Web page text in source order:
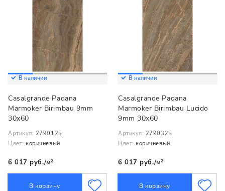
В наличии
Casalgrande Padana
Marmoker Birimbau 9mm
30x60
Артикул: 2790125
Цвет: коричневый
6 017 руб./м²
В корзину
В наличии
Casalgrande Padana
Marmoker Birimbau Lucido
9mm 30x60
Артикул: 2790325
Цвет: коричневый
6 017 руб./м²
В корзину